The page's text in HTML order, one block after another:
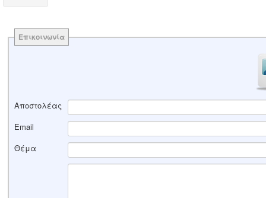
Επικοινωνία
Αποστολέας
Email
Θέμα